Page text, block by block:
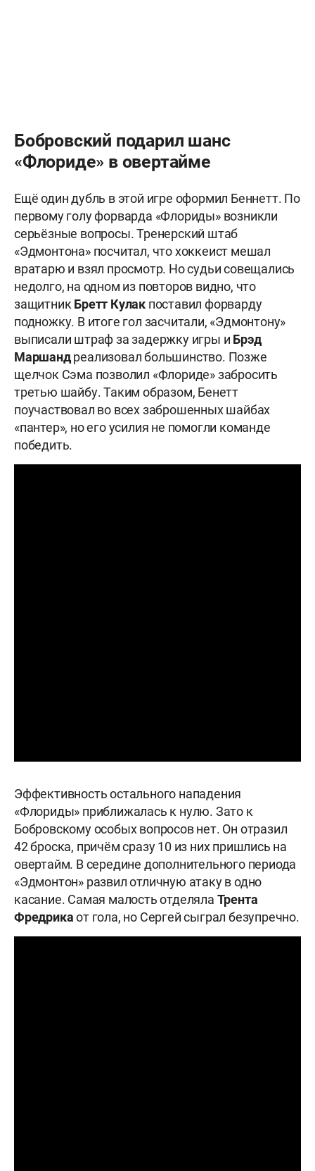
Бобровский подарил шанс
«Флориде» в овертайме
Ещё один дубль в этой игре оформил Беннетт. По
первому голу форварда «Флориды» возникли
серьёзные вопросы. Тренерский штаб
«Эдмонтона» посчитал, что хоккеист мешал
вратарю и взял просмотр. Но судьи совещались
недолго, на одном из повторов видно, что
защитникБретт Кулак поставил форварду
подножку. В итоге гол засчитали, «Эдмонтону»
выписали штраф за задержку игры и Брэд
Маршандреализовал большинство. Позже
щелчок Сэма позволил «Флориде» забросить
третью шайбу. Таким образом, Бенетт
поучаствовал во всех заброшенных шайбах
«пантер», но его усилия не помогли команде
победить.
Эффективность остального нападения
«Флориды» приближалась к нулю. Зато к
Бобровскому особых вопросов нет. Он отразил
42 броска, причём сразу 10 из них пришлись на
овертайм. В середине дополнительного периода
«Эдмонтон» развил отличную атаку в одно
касание. Самая малость отделяла Трента
Фредрикаот гола, но Сергей сыграл безупречно.